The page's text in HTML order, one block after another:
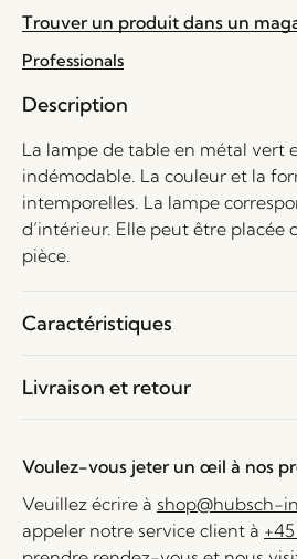
Trouver un produit dans un
Professionals
Description
La lampe de table en métal vert
indémodable. La couleur et la
intemporelles. La lampe
d’intérieur. Elle peut être placée
pièce.
Caractéristiques
Livraison et retour
Voulez-vous jeter un œil à nos
Veuillez écrire à shop@hubsch-
appeler notre service client à